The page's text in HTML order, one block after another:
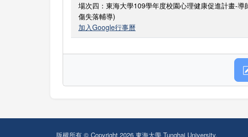
場次四：東海大學109學年度校園心理健康促進計畫-導
傷失落輔導)
加入Google行事曆
版權所有 © Copyright 2026 東海大學 Tunghai University.